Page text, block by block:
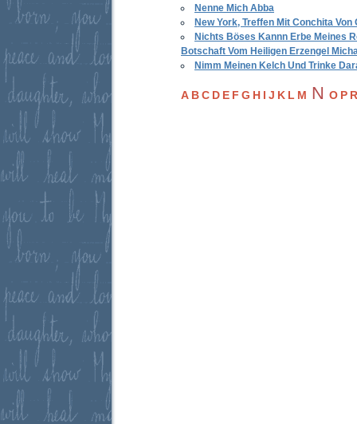
Nenne Mich Abba
New York, Treffen Mit Conchita Von
Nichts Böses Kannn Erbe Meines
Botschaft Vom Heiligen Erzengel
Nimm Meinen Kelch Und Trinke
A BC D E F G H I J K L M N O P R